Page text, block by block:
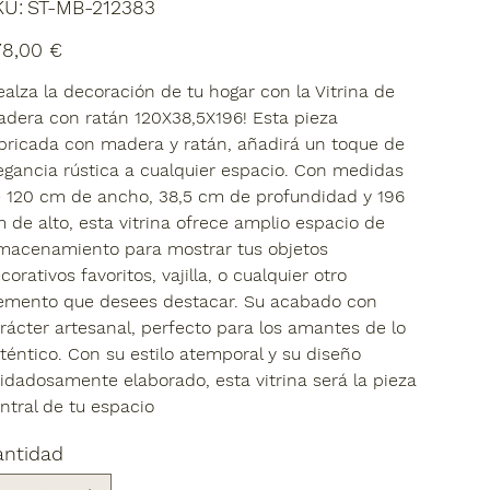
ST-
ST-MB-212383
€
la decoración de tu hogar con la Vitrina de
con ratán 120X38,5X196! Esta pieza
con madera y ratán, añadirá un toque de
rústica a cualquier espacio. Con medidas
120 cm de ancho, 38,5 cm de profundidad y 196
de alto, esta vitrina ofrece amplio espacio de
para mostrar tus objetos
favoritos, vajilla, o cualquier otro
que desees destacar. Su acabado con
artesanal, perfecto para los amantes de lo
Con su estilo atemporal y su diseño
elaborado, esta vitrina será la pieza
de tu espacio